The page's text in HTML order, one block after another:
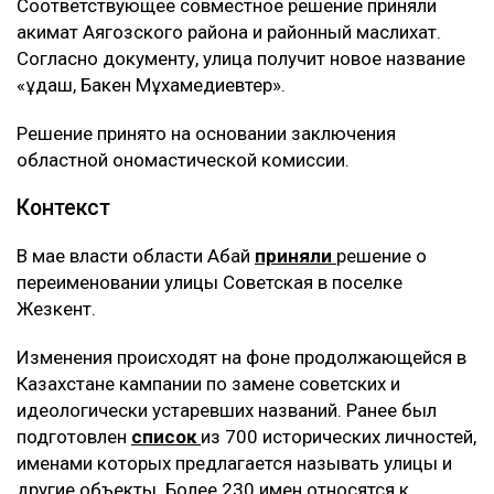
Соответствующее совместное решение приняли
акимат Аягозского района и районный маслихат.
Согласно документу, улица получит новое название
«Құдаш, Бакен Мұхамедиевтер».
Решение принято на основании заключения
областной ономастической комиссии.
Контекст
В мае власти области Абай приняли решение о
переименовании улицы Советская в поселке
Жезкент.
Изменения происходят на фоне продолжающейся в
Казахстане кампании по замене советских и
идеологически устаревших названий. Ранее был
подготовлен список из 700 исторических личностей,
именами которых предлагается называть улицы и